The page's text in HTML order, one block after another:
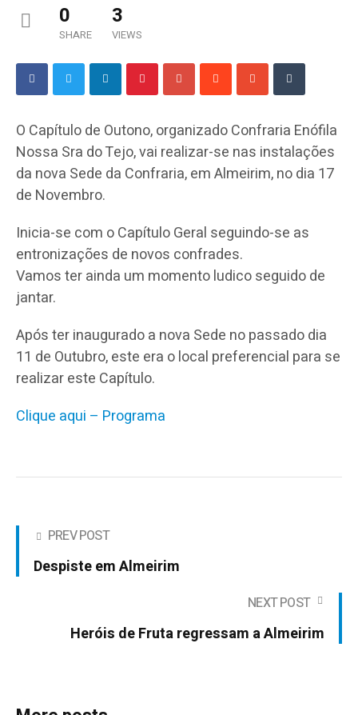
0
SHARE
3
VIEWS
O Capítulo de Outono, organizado Confraria Enófila
Nossa Sra do Tejo, vai realizar-se nas instalações
da nova Sede da Confraria, em Almeirim, no dia 17
de Novembro.
Inicia-se com o Capítulo Geral seguindo-se as
entronizações de novos confrades.
Vamos ter ainda um momento ludico seguido de
jantar.
Após ter inaugurado a nova Sede no passado dia
11 de Outubro, este era o local preferencial para se
realizar este Capítulo.
Clique aqui – Programa
PREV POST
Despiste em Almeirim
NEXT POST
Heróis de Fruta regressam a Almeirim